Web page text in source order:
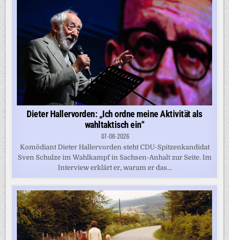
Dieter Hallervorden: „Ich ordne meine Aktivität als
wahltaktisch ein“
07-08-2026
Komödiant Dieter Hallervorden steht CDU-Spitzenkandidat
Sven Schulze im Wahlkampf in Sachsen-Anhalt zur Seite. Im
Interview erklärt er, warum er das...